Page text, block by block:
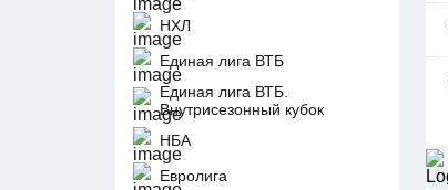
НХЛ
Единая лига ВТБ
Единая лига ВТБ.
Внутрисезонный кубок
НБА
Евролига